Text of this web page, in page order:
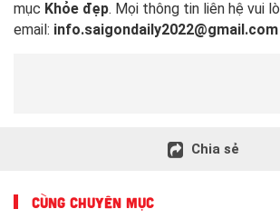
mục Khỏe đẹp. Mọi thông tin liên hệ vui
email: info.saigondaily2022@gmail.com
Chia sẻ
CÙNG CHUYÊN MỤC